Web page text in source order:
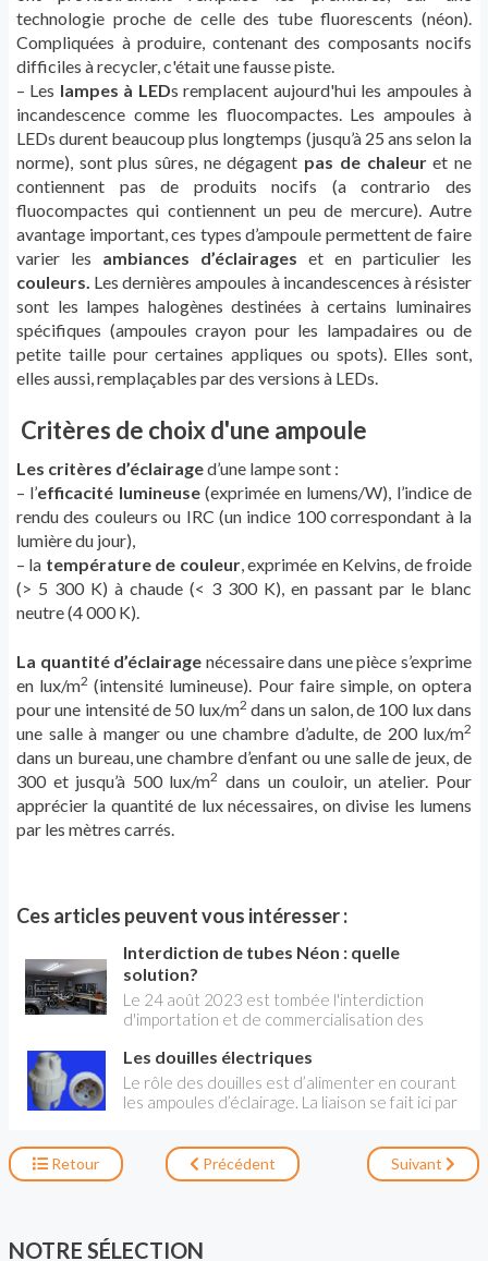
technologie proche de celle des tube fluorescents (néon).
Compliquées à produire, contenant des composants nocifs
difficiles à recycler, c'était une fausse piste.
– Les lampes à LEDs remplacent aujourd'hui les ampoules à
incandescence comme les fluocompactes. Les ampoules à
LEDs durent beaucoup plus longtemps (jusqu’à 25 ans selon la
norme), sont plus sûres, ne dégagent pas de chaleuret ne
contiennent pas de produits nocifs (a contrario des
fluocompactes qui contiennent un peu de mercure). Autre
avantage important, ces types d’ampoule permettent de faire
varier les ambiances d’éclairages et en particulier les
couleurs. Les dernières ampoules à incandescences à résister
sont les lampes halogènes destinées à certains luminaires
spécifiques (ampoules crayon pour les lampadaires ou de
petite taille pour certaines appliques ou spots). Elles sont,
elles aussi, remplaçables par des versions à LEDs.
Critères de choix d'une ampoule
Les critères d’éclairaged’une lampe sont :
– l’efficacité lumineuse(exprimée en lumens/W), l’indice de
rendu des couleurs ou IRC (un indice 100 correspondant à la
lumière du jour),
– la température de couleur, exprimée en Kelvins, de froide
(> 5 300 K) à chaude (< 3 300 K), en passant par le blanc
neutre (4 000 K).
La quantité d’éclairage nécessaire dans une pièce s’exprime
en lux/m2 (intensité lumineuse). Pour faire simple, on optera
pour une intensité de 50 lux/m2 dans un salon, de 100 lux dans
une salle à manger ou une chambre d’adulte, de 200 lux/m2
dans un bureau, une chambre d’enfant ou une salle de jeux, de
300 et jusqu’à 500 lux/m2 dans un couloir, un atelier. Pour
apprécier la quantité de lux nécessaires, on divise les lumens
par les mètres carrés.
Ces articles peuvent vous intéresser :
Interdiction de tubes Néon : quelle
solution?
Le 24 août 2023 est tombée l'interdiction
d'importation et de commercialisation des
des luminaire apporte une réponse LED aux
tubes T5, très répandus sur le marché.
Les douilles électriques
Le rôle des douilles est d’alimenter en courant
les ampoules d’éclairage. La liaison se fait ici par
de l’alimenter. On trouve ici deux grands type
de culots, à baïonnette ou à vis, plus des
Retour Précédent Suivant
NOTRE SÉLECTION